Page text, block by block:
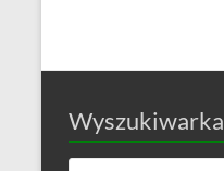
Wyszukiwarka